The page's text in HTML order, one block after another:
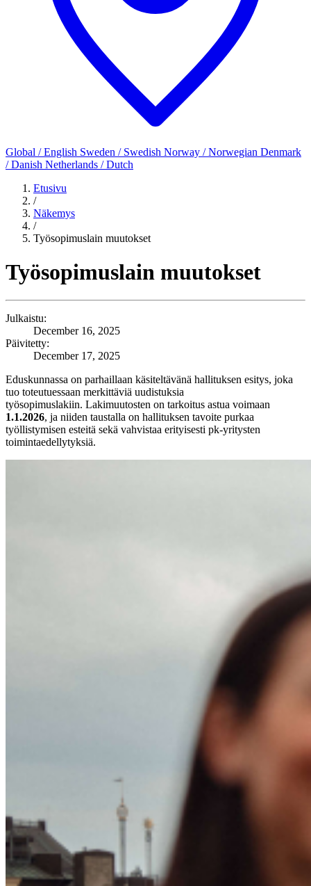
Global / English Sweden / Swedish Norway / Norwegian Denmark
/ Danish Netherlands / Dutch
Etusivu
/
Näkemys
/
Työsopimuslain muutokset
Työsopimuslain muutokset
Julkaistu:
December 16, 2025
Päivitetty:
December 17, 2025
Eduskunnassa on parhaillaan käsiteltävänä hallituksen esitys, joka
tuo toteutuessaan merkittäviä uudistuksia
työsopimuslakiin. Lakimuutosten on tarkoitus astua voimaan
1.1.2026, ja niiden taustalla on hallituksen tavoite purkaa
työllistymisen esteitä sekä vahvistaa erityisesti pk-yritysten
toimintaedellytyksiä.